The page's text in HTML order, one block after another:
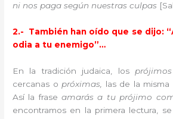
ni nos paga según nuestras culpas
2.- También han oído que se dijo:
odia a tu enemigo”…
En la tradición judaica, los prójimos
cercanas o próximas,
las de la misma
Así la fraseamarás a tu prójimo
encontramos en la primera lectura,